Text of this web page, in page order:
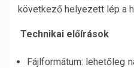
következő helyezett lép a
Technikai előírások
Fájlformátum: lehetőleg